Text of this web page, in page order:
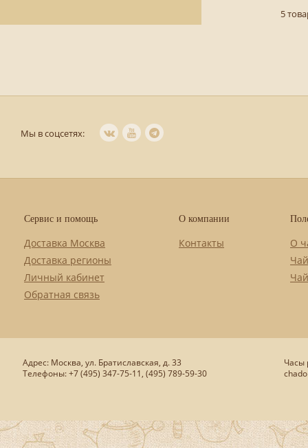
5
Мы в соцсетях:
Сервис и помощь
Доставка Москва
Доставка регионы
Личный кабинет
Обратная связь
О компании
Контакты
О
Адрес: Москва, ул. Братиславская, д. 33
Телефоны: +7 (495) 347-75-11, (495) 789-59-30
Часы